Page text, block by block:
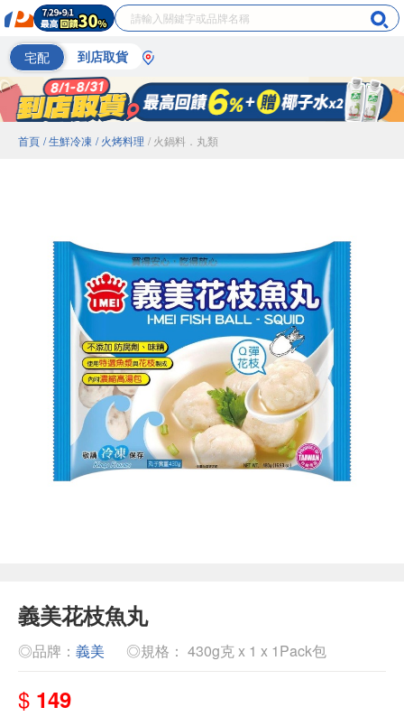
宅配 到店取貨
首頁 / 生鮮冷凍 / 火烤料理 / 火鍋料．丸類
義美花枝魚丸
◎品牌： 義美 ◎規格： 430g克 x 1 x 1Pack包
$ 149